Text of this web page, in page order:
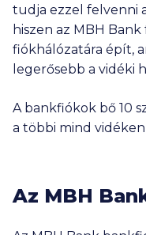
tudja ezzel felvenni
hiszen az MBH
fiókhálózatára épít,
legerősebb a vidéki
A bankfiókok bő 10
a többi mind
Az MBH